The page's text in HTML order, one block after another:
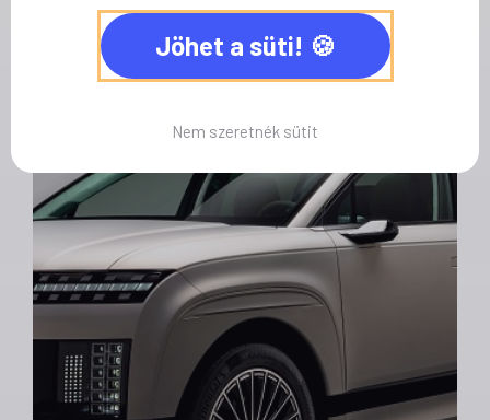
Jöhet a süti!
Nem szeretnék sütit